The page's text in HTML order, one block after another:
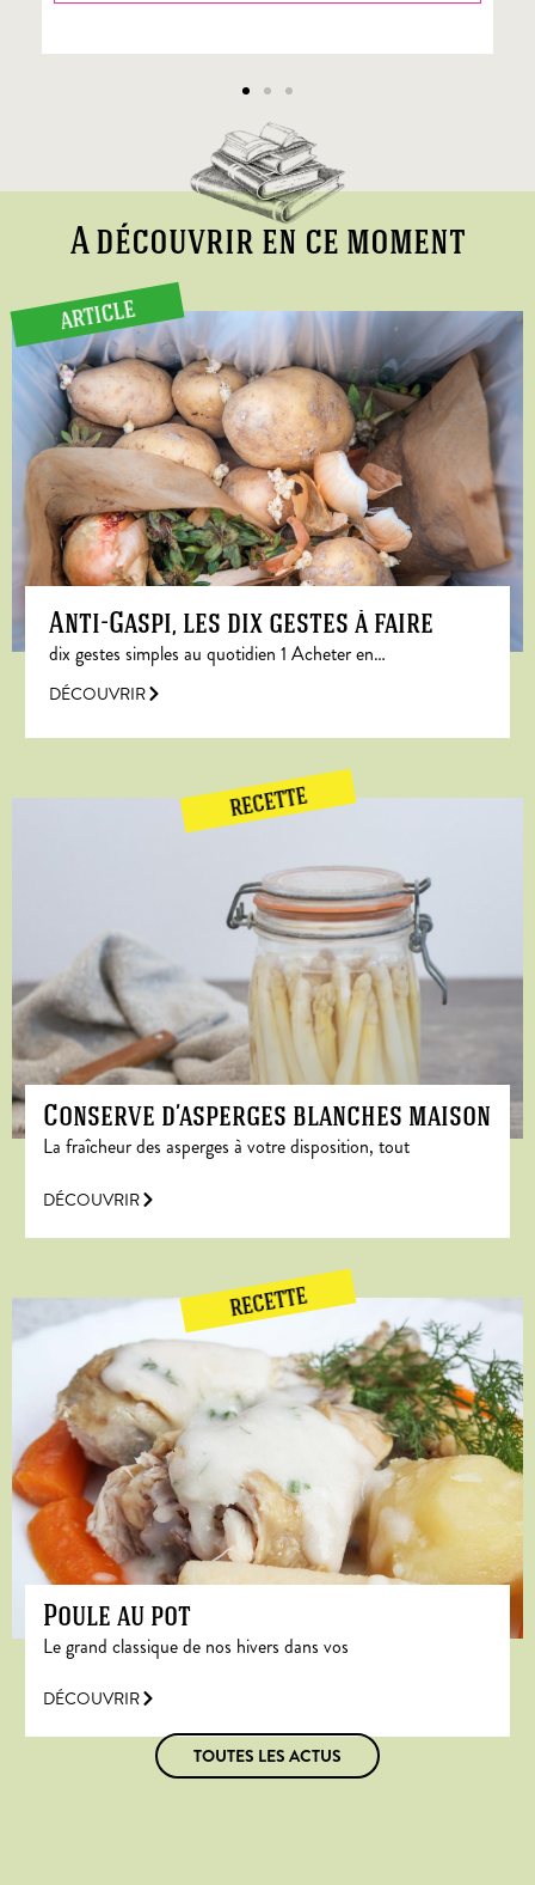
A découvrir en ce moment
ARTICLE
Anti-Gaspi, les dix gestes à faire
dix gestes simples au quotidien 1 Acheter en…
DÉCOUVRIR
RECETTE
Conserve d’asperges blanches maison
La fraîcheur des asperges à votre disposition, tout
DÉCOUVRIR
RECETTE
Poule au pot
Le grand classique de nos hivers dans vos
DÉCOUVRIR
TOUTES LES ACTUS